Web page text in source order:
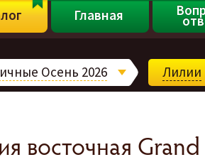
Главная
Осень 2026 Лилии
восточная